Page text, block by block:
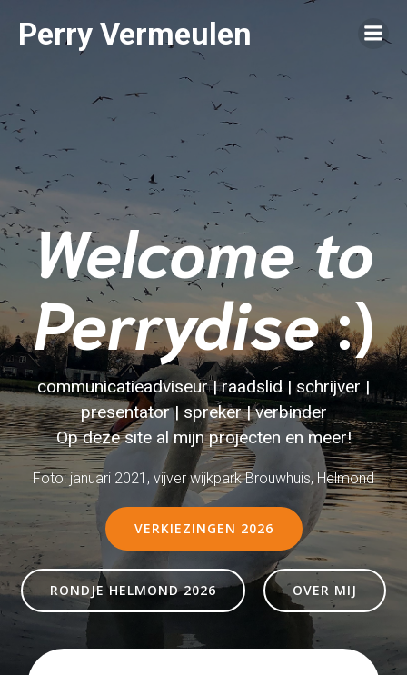
Perry Vermeulen
Welcome to
Perrydise:)
communicatieadviseur | raadslid | schrijver |
presentator | spreker | verbinder
Op deze site al mijn projecten en meer!
Foto: januari 2021, vijver wijkpark Brouwhuis, Helmond
VERKIEZINGEN 2026
RONDJE HELMOND 2026 OVER MIJ